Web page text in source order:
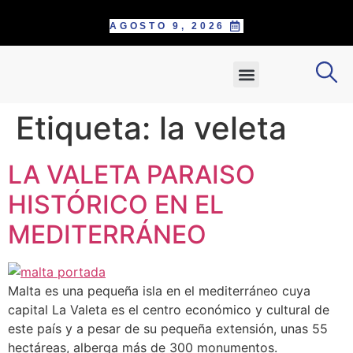
AGOSTO 9, 2026
Etiqueta: la veleta
LA VALETA PARAISO
HISTÓRICO EN EL
MEDITERRÁNEO
Malta es una pequeña isla en el mediterráneo cuya
capital La Valeta es el centro económico y cultural de
este país y a pesar de su pequeña extensión, unas 55
hectáreas, alberga más de 300 monumentos.